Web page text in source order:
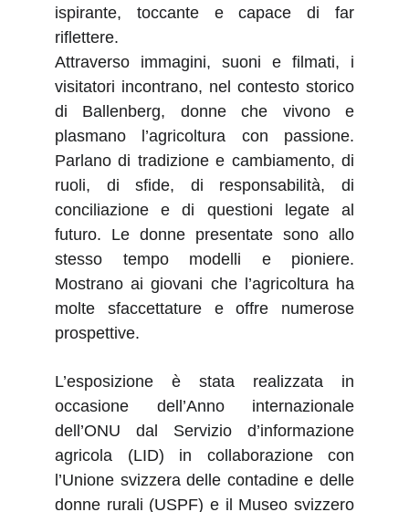
ispirante, toccante e capace di far
riflettere.
Attraverso immagini, suoni e filmati, i
visitatori incontrano, nel contesto storico
di Ballenberg, donne che vivono e
plasmano l’agricoltura con passione.
Parlano di tradizione e cambiamento, di
ruoli, di sfide, di responsabilità, di
conciliazione e di questioni legate al
futuro. Le donne presentate sono allo
stesso tempo modelli e pioniere.
Mostrano ai giovani che l’agricoltura ha
molte sfaccettature e offre numerose
prospettive.
L’esposizione è stata realizzata in
occasione dell’Anno internazionale
dell’ONU dal Servizio d’informazione
agricola (LID) in collaborazione con
l’Unione svizzera delle contadine e delle
donne rurali (USPF) e il Museo svizzero